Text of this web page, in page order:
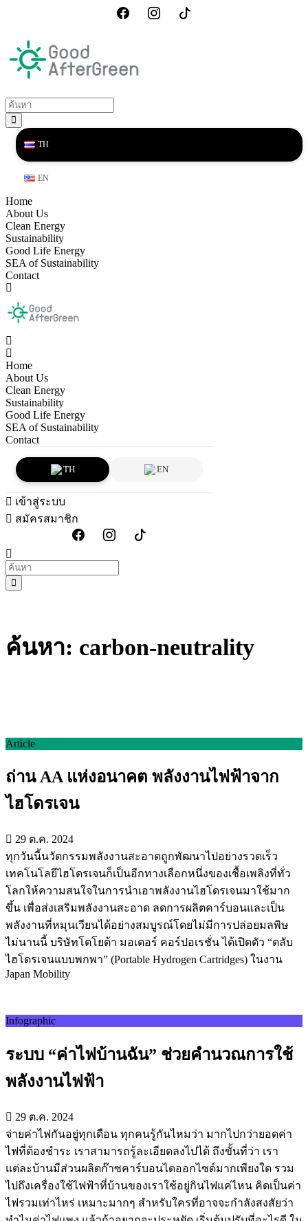
TH
EN
Home
About Us
Clean Energy
Sustainability
Good Life Energy
SEA of Sustainability
Contact
Home
About Us
Clean Energy
Sustainability
Good Life Energy
SEA of Sustainability
Contact
TH EN
เข้าสู่ระบบ
สมัครสมาชิก
ค้นหา: carbon-neutrality
Article
ถ่าน AA แห่งอนาคต พลังงานไฟฟ้าจาก
ไฮโดรเจน
29 ต.ค. 2024
ทุกวันนี้นวัตกรรมพลังงานสะอาดถูกพัฒนาไปอย่างรวดเร็ว
เทคโนโลยีไฮโดรเจนก็เป็นอีกทางเลือกหนึ่งของเชื้อเพลิงที่ทั่ว
โลกให้ความสนใจในการนำเอาพลังงานไฮโดรเจนมาใช้มาก
ขึ้น เพื่อส่งเสริมพลังงานสะอาด ลดการผลิตคาร์บอนและเป็น
พลังงานที่หมุนเวียนได้อย่างสมบูรณ์โดยไม่มีการปล่อยมลพิษ
ไม่นานนี้ บริษัทโตโยต้า มอเตอร์ คอร์ปอเรชั่น ได้เปิดตัว “ตลับ
ไฮโดรเจนแบบพกพา” (Portable Hydrogen Cartridges) ในงาน
Japan Mobility
Infographic
ระบบ “ค่าไฟบ้านฉัน” ช่วยคำนวณการใช้
พลังงานไฟฟ้า
29 ต.ค. 2024
จ่ายค่าไฟกันอยู่ทุกเดือน ทุกคนรู้กันไหมว่า มากไปกว่ายอดค่า
ไฟที่ต้องชำระ เราสามารถรู้ละเอียดลงไปได้ ถึงขั้นที่ว่า เรา
แต่ละบ้านมีส่วนผลิตก๊าซคาร์บอนไดออกไซด์มากเพียงใด รวม
ไปถึงเครื่องใช้ไฟฟ้าที่บ้านของเราใช้อยู่กินไฟแค่ไหน คิดเป็นค่า
ไฟรวมเท่าไหร่ เหมาะมากๆ สำหรับใครที่อาจจะกำลังสงสัยว่า